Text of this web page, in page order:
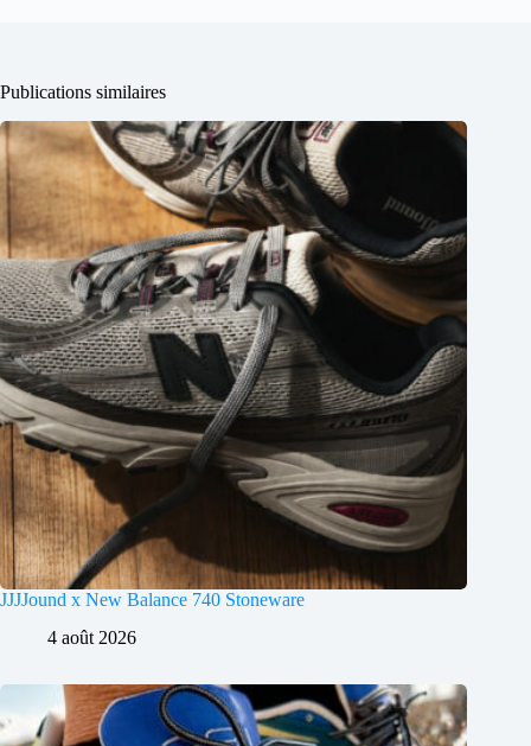
Publications similaires
JJJJound x New Balance 740 Stoneware
4 août 2026